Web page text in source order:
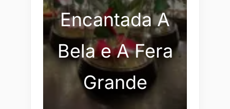
Encantada A
Bela e A Fera
Grande